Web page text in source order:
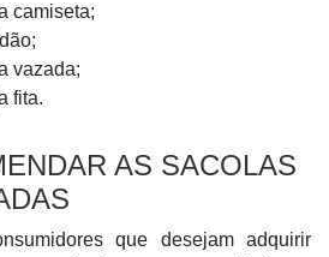
camiseta;
vazada;
fita.
AS SACOLAS
que desejam adquirir